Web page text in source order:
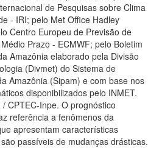
de Pesquisas sobre Clima
- IRI; pelo Met Office Hadley
Centro Europeu de Previsão de
Prazo - ECMWF; pelo Boletim
Amazônia elaborado pela Divisão
(Divmet) do Sistema de
Amazônia (Sipam) e com base nos
disponibilizados pelo INMET.
/ CPTEC-Inpe. O prognóstico
referência a fenômenos da
apresentam características
passíveis de mudanças drásticas.